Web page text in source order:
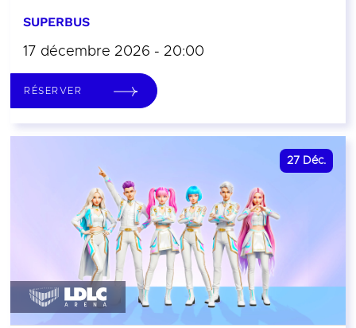
SUPERBUS
17 décembre 2026 - 20:00
RÉSERVER
27 Déc.